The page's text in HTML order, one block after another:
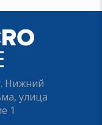
Нижний
улица
1